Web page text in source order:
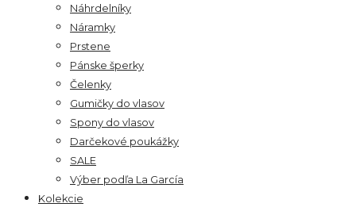
Náhrdelníky
Náramky
Prstene
Pánske šperky
Čelenky
Gumičky do vlasov
Spony do vlasov
Darčekové poukážky
SALE
Výber podľa La García
Kolekcie